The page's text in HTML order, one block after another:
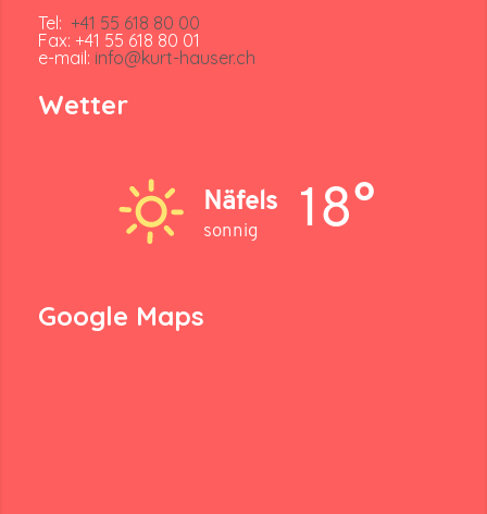
Tel: +41 55 618 80 00
Fax: +41 55 618 80 01
e-mail: info@kurt-hauser.ch
Wetter
Näfels
sonnig 18°
Google Maps